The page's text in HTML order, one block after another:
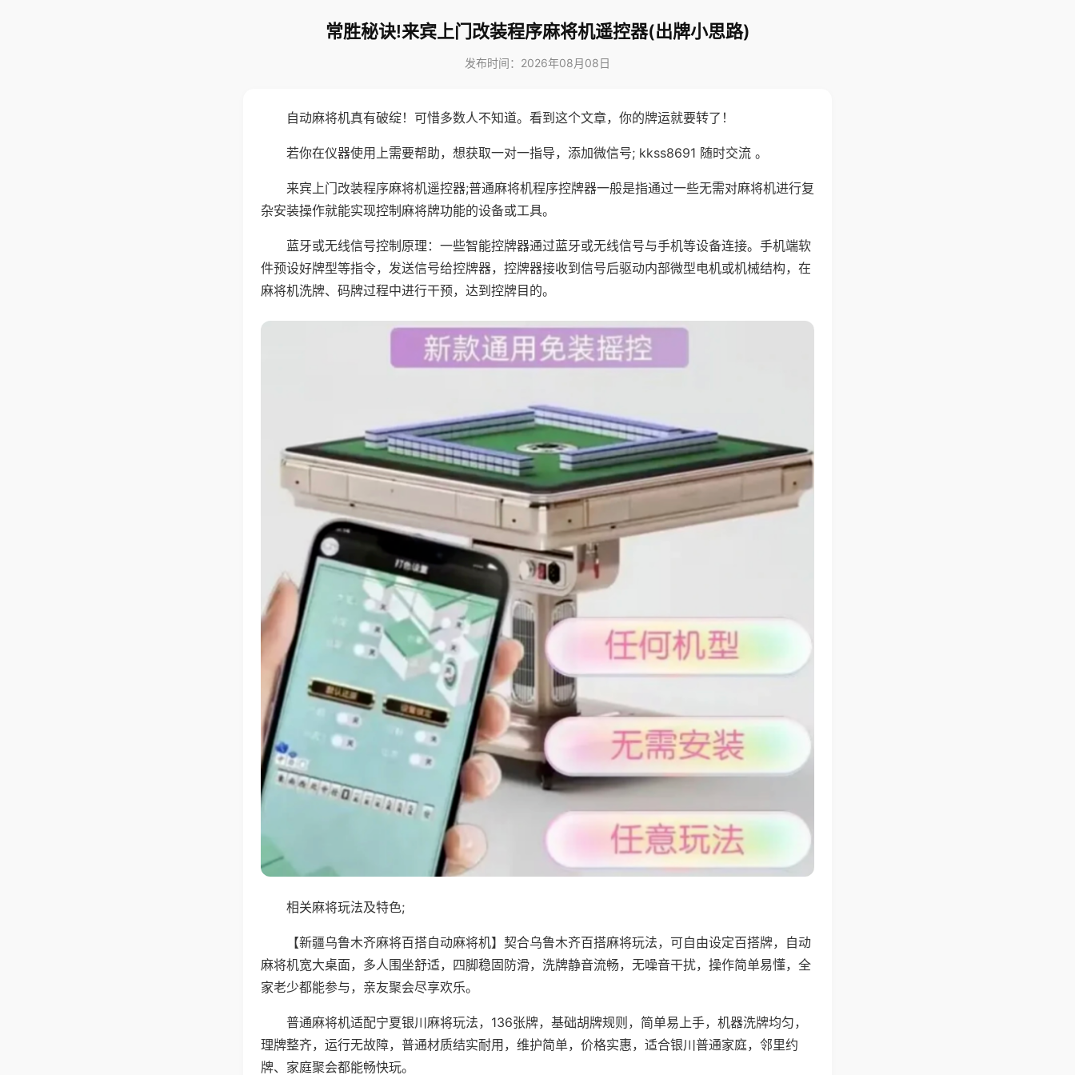
常胜秘诀!来宾上门改装程序麻将机遥控器(出牌小思路)
发布时间：2026年08月08日
自动麻将机真有破绽！可惜多数人不知道。看到这个文章，你的牌运就要转了！
若你在仪器使用上需要帮助，想获取一对一指导，添加微信号; kkss8691 随时交流 。
来宾上门改装程序麻将机遥控器;普通麻将机程序控牌器一般是指通过一些无需对麻将机进行复
杂安装操作就能实现控制麻将牌功能的设备或工具。
蓝牙或无线信号控制原理：一些智能控牌器通过蓝牙或无线信号与手机等设备连接。手机端软
件预设好牌型等指令，发送信号给控牌器，控牌器接收到信号后驱动内部微型电机或机械结构，在
麻将机洗牌、码牌过程中进行干预，达到控牌目的。
相关麻将玩法及特色;
【新疆乌鲁木齐麻将百搭自动麻将机】契合乌鲁木齐百搭麻将玩法，可自由设定百搭牌，自动
麻将机宽大桌面，多人围坐舒适，四脚稳固防滑，洗牌静音流畅，无噪音干扰，操作简单易懂，全
家老少都能参与，亲友聚会尽享欢乐。
普通麻将机适配宁夏银川麻将玩法，136张牌，基础胡牌规则，简单易上手，机器洗牌均匀，
理牌整齐，运行无故障，普通材质结实耐用，维护简单，价格实惠，适合银川普通家庭，邻里约
牌、家庭聚会都能畅快玩。